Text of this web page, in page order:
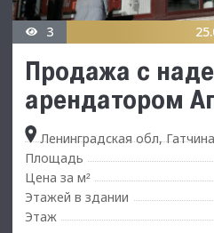
3
Продажа с
арендатором
Ленинградская обл,
Площадь
Цена за м²
Этажей в здании
Этаж